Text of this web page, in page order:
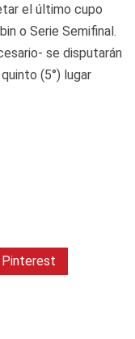
el último cupo
o Serie Semifinal.
se disputarán
(5°) lugar
Pinterest